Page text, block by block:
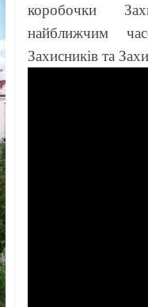
коробочки
найближчим
Захисників та